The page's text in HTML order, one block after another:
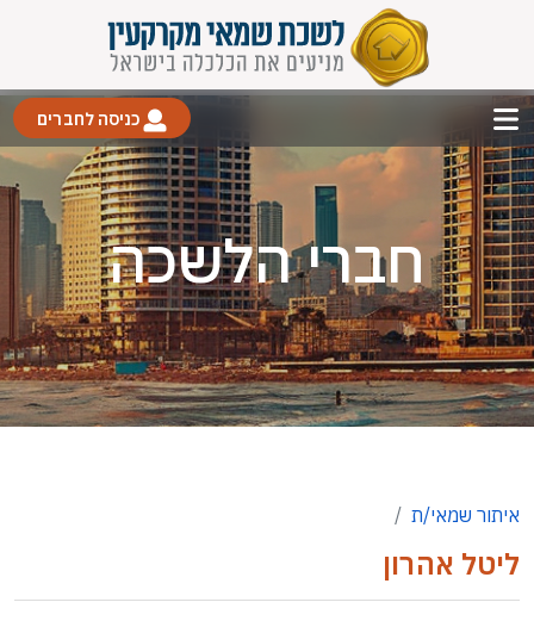
כניסה לחברים
חברי הלשכה
איתור שמאי/ת
ליטל אהרון